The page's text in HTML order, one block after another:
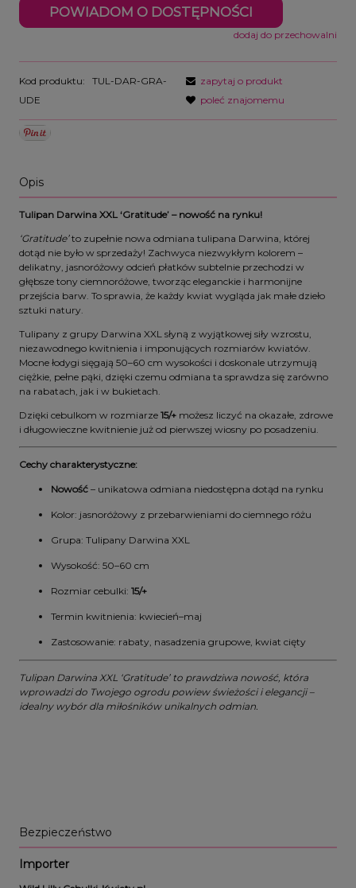
POWIADOM O DOSTĘPNOŚCI
dodaj do przechowalni
Kod produktu:
TUL-DAR-GRA-
UDE
zapytaj o produkt
poleć znajomemu
Opis
Tulipan Darwina XXL ‘Gratitude’ – nowość na rynku!
‘Gratitude’to zupełnie nowa odmiana tulipana Darwina, której
dotąd nie było w sprzedaży! Zachwyca niezwykłym kolorem –
delikatny, jasnoróżowy odcień płatków subtelnie przechodzi w
głębsze tony ciemnoróżowe, tworząc eleganckie i harmonijne
przejścia barw. To sprawia, że każdy kwiat wygląda jak małe dzieło
sztuki natury.
Tulipany z grupy Darwina XXL słyną z wyjątkowej siły wzrostu,
niezawodnego kwitnienia i imponujących rozmiarów kwiatów.
Mocne łodygi sięgają 50–60 cm wysokości i doskonale utrzymują
ciężkie, pełne pąki, dzięki czemu odmiana ta sprawdza się zarówno
na rabatach, jak i w bukietach.
Dzięki cebulkom w rozmiarze 15/+ możesz liczyć na okazałe, zdrowe
i długowieczne kwitnienie już od pierwszej wiosny po posadzeniu.
Cechy charakterystyczne:
Nowość – unikatowa odmiana niedostępna dotąd na rynku
Kolor: jasnoróżowy z przebarwieniami do ciemnego różu
Grupa: Tulipany Darwina XXL
Wysokość: 50–60 cm
Rozmiar cebulki: 15/+
Termin kwitnienia: kwiecień–maj
Zastosowanie: rabaty, nasadzenia grupowe, kwiat cięty
Tulipan Darwina XXL ‘Gratitude’ to prawdziwa nowość, która
wprowadzi do Twojego ogrodu powiew świeżości i elegancji –
idealny wybór dla miłośników unikalnych odmian.
Bezpieczeństwo
Importer